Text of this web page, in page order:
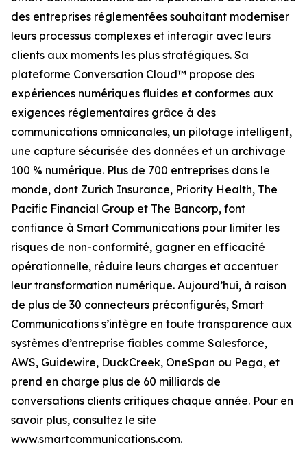
des entreprises réglementées souhaitant moderniser
leurs processus complexes et interagir avec leurs
clients aux moments les plus stratégiques. Sa
plateforme Conversation Cloud™ propose des
expériences numériques fluides et conformes aux
exigences réglementaires grâce à des
communications omnicanales, un pilotage intelligent,
une capture sécurisée des données et un archivage
100 % numérique. Plus de 700 entreprises dans le
monde, dont Zurich Insurance, Priority Health, The
Pacific Financial Group et The Bancorp, font
confiance à Smart Communications pour limiter les
risques de non-conformité, gagner en efficacité
opérationnelle, réduire leurs charges et accentuer
leur transformation numérique. Aujourd’hui, à raison
de plus de 30 connecteurs préconfigurés, Smart
Communications s’intègre en toute transparence aux
systèmes d’entreprise fiables comme Salesforce,
AWS, Guidewire, DuckCreek, OneSpan ou Pega, et
prend en charge plus de 60 milliards de
conversations clients critiques chaque année. Pour en
savoir plus, consultez le site
www.smartcommunications.com.